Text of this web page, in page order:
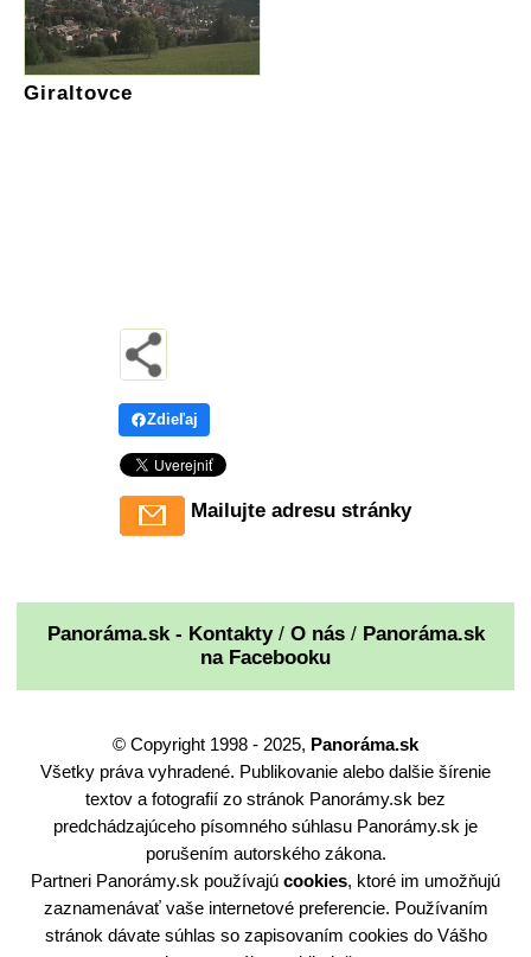
Giraltovce
Zdieľaj
Mailujte adresu stránky
Panoráma.sk - Kontakty/ O nás/ Panoráma.sk
na Facebooku
© Copyright 1998 - 2025, Panoráma.sk
Všetky práva vyhradené. Publikovanie alebo dalšie šírenie
textov a fotografií zo stránok Panorámy.sk bez
predchádzajúceho písomného súhlasu Panorámy.sk je
porušením autorského zákona.
Partneri Panorámy.sk používajú cookies, ktoré im umožňujú
zaznamenávať vaše internetové preferencie. Používaním
stránok dávate súhlas so zapisovaním cookies do Vášho